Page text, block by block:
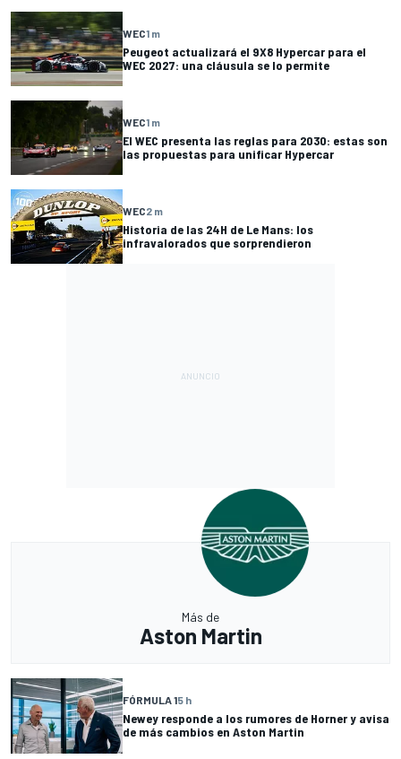
WEC1 m
Peugeot actualizará el 9X8 Hypercar para el
WEC 2027: una cláusula se lo permite
WEC1 m
El WEC presenta las reglas para 2030: estas son
las propuestas para unificar Hypercar
WEC2 m
Historia de las 24H de Le Mans: los
infravalorados que sorprendieron
Más de
Aston Martin
FÓRMULA 15 h
Newey responde a los rumores de Horner y avisa
de más cambios en Aston Martin